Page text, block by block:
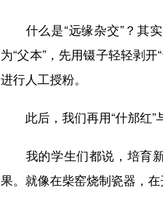
什么是“远缘杂交”？其实
为“父本”，先用镊子轻轻剥
进行人工授粉。
此后，我们再用“什邡红”与
我的学生们都说，培育新
果。就像在柴窑烧制瓷器，